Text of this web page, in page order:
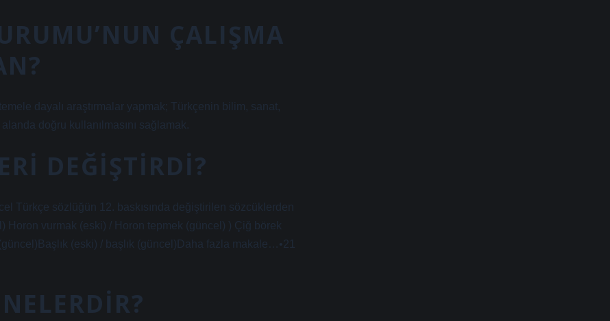
ÇALIŞMA
dayalı araştırmalar yapmak; Türkçenin bilim, sanat,
doğru kullanılmasını sağlamak.
DEĞIŞTIRDI?
Türkçe sözlüğün 12. baskısında değiştirilen sözcüklerden
Horon vurmak (eski) / Horon tepmek (güncel) ) Çiğ börek
(eski) / başlık (güncel)Daha fazla makale…•21